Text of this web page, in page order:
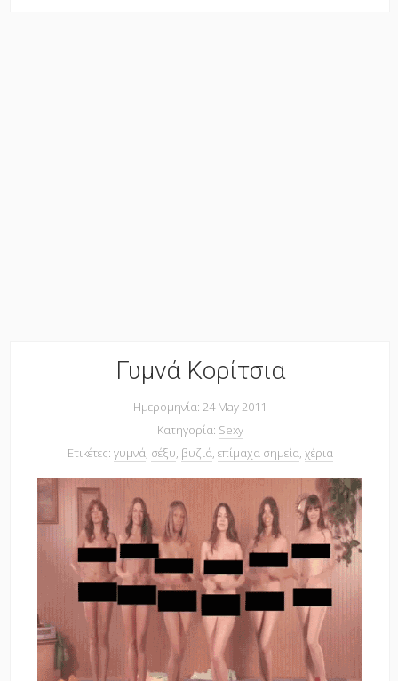
Γυμνά Κορίτσια
Ημερομηνία: 24 May 2011
Κατηγορία: Sexy
Ετικέτες: γυμνά, σέξυ, βυζιά, επίμαχα σημεία, χέρια